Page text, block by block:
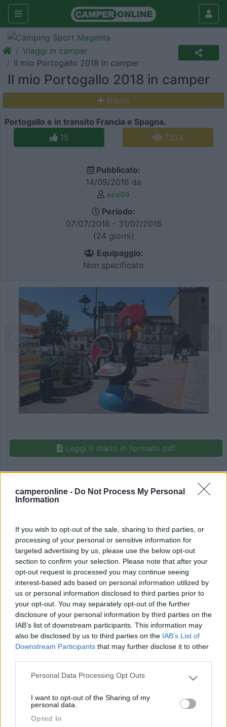
camperonline - Do Not Process My Personal
Information
If you wish to opt-out of the sale, sharing to third parties, or
processing of your personal or sensitive information for
targeted advertising by us, please use the below opt-out
section to confirm your selection. Please note that after your
opt-out request is processed you may continue seeing
interest-based ads based on personal information utilized by
us or personal information disclosed to third parties prior to
your opt-out. You may separately opt-out of the further
disclosure of your personal information by third parties on the
IAB’s list of downstream participants. This information may
also be disclosed by us to third parties on the IAB’s List of
Downstream Participants that may further disclose it to other
Please note that this website/app uses one or more Google
not limited to your visit or usage behaviour. You may click to
use your data for below specified purposes in below Google
Personal Data Processing Opt Outs
I want to opt-out of the Sharing of my
personal data.
Opted In
Viaggi in camper
Il mio Portogallo 2018 in camper
Il mio Portogallo 2018 in camper
Diario
Portogallo e in transito Francia e Spagna.
15
7324
Pubblicato:
14/09/2018 da
ezio59
Periodo:
07/07/2018 - 31/07/2018
(24 giorni)
Equipaggio:
Non specificato
Leggi il diario in formato pdf
Portogallo-Braganza(A),Soajo(B), Viana do Castelo
Tomar(K), Fatima(L),Batalha(M),Alcobaca(N)
Nazarè(O),Obidos(P),Cabo Carvoeiro(Q), Mafra
Sintra...(S)
Visualizza su mappa
Questo diario è stato consigliato da:CZliberty4,
Roberto CG,eros55,CamperOnLine,ezio59,blasco,carosi
ilcamaleonte Ribon nanonet ,bradipo66
Commenti